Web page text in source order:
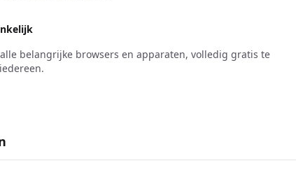
belangrijke browsers en apparaten, volledig gratis te